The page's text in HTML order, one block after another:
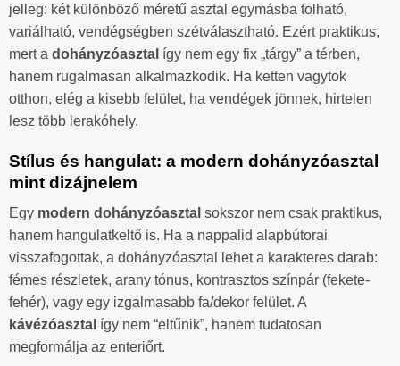
jelleg: két különböző méretű asztal egymásba tolható,
variálható, vendégségben szétválasztható. Ezért praktikus,
mert a dohányzóasztal így nem egy fix „tárgy” a térben,
hanem rugalmasan alkalmazkodik. Ha ketten vagytok
otthon, elég a kisebb felület, ha vendégek jönnek, hirtelen
lesz több lerakóhely.
Stílus és hangulat: a modern dohányzóasztal
mint dizájnelem
Egy modern dohányzóasztal sokszor nem csak praktikus,
hanem hangulatkeltő is. Ha a nappalid alapbútorai
visszafogottak, a dohányzóasztal lehet a karakteres darab:
fémes részletek, arany tónus, kontrasztos színpár (fekete-
fehér), vagy egy izgalmasabb fa/dekor felület. A
kávézóasztal így nem “eltűnik”, hanem tudatosan
megformálja az enteriőrt.